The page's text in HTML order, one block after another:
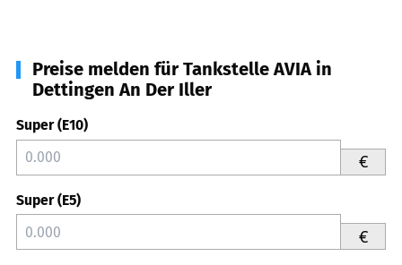
Preise melden für Tankstelle AVIA in
Dettingen An Der Iller
Super (E10)
€
Super (E5)
€